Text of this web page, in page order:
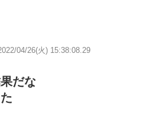
04/26(火) 15:38:08.29
だな